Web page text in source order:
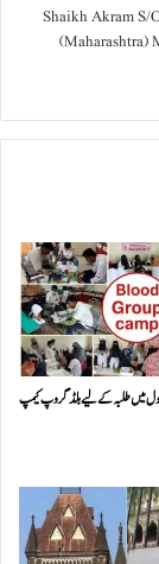
Shaikh Akram S/
(Maharashtra)
میں طلبہ کے لیے بلڈ گروپ کیمپ